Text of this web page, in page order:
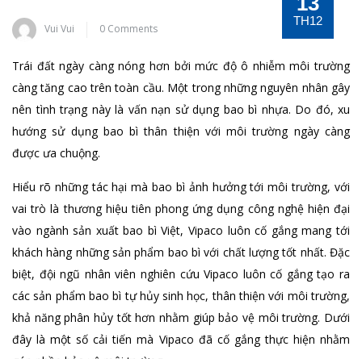
TH12
Vui Vui 0 Comments
Trái đất ngày càng nóng hơn bởi mức độ ô nhiễm môi trường
càng tăng cao trên toàn cầu. Một trong những nguyên nhân gây
nên tình trạng này là vấn nạn sử dụng bao bì nhựa. Do đó, xu
hướng sử dụng bao bì thân thiện với môi trường ngày càng
được ưa chuộng.
Hiểu rõ những tác hại mà bao bì ảnh hưởng tới môi trường, với
vai trò là thương hiệu tiên phong ứng dụng công nghệ hiện đại
vào ngành sản xuất bao bì Việt, Vipaco luôn cố gắng mang tới
khách hàng những sản phẩm bao bì với chất lượng tốt nhất. Đặc
biệt, đội ngũ nhân viên nghiên cứu Vipaco luôn cố gắng tạo ra
các sản phẩm bao bì tự hủy sinh học, thân thiện với môi trường,
khả năng phân hủy tốt hơn nhằm giúp bảo vệ môi trường. Dưới
đây là một số cải tiến mà Vipaco đã cố gắng thực hiện nhằm